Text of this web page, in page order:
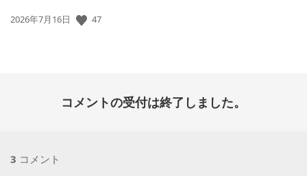
公
2026年7月16日 47
コメントの受付は終了しました。
3 コメント